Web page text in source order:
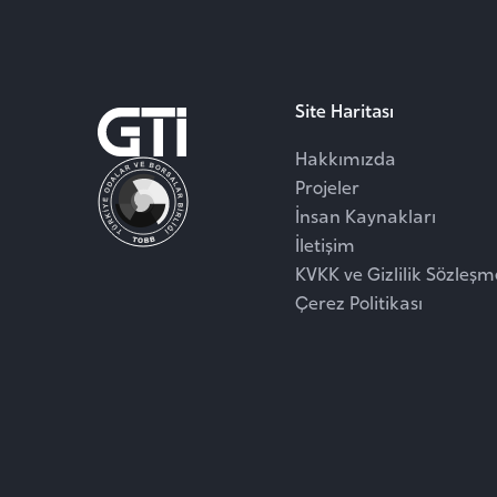
Site Haritası
Hakkımızda
Projeler
İnsan Kaynakları
İletişim
KVKK ve Gizlilik
Çerez Politikası